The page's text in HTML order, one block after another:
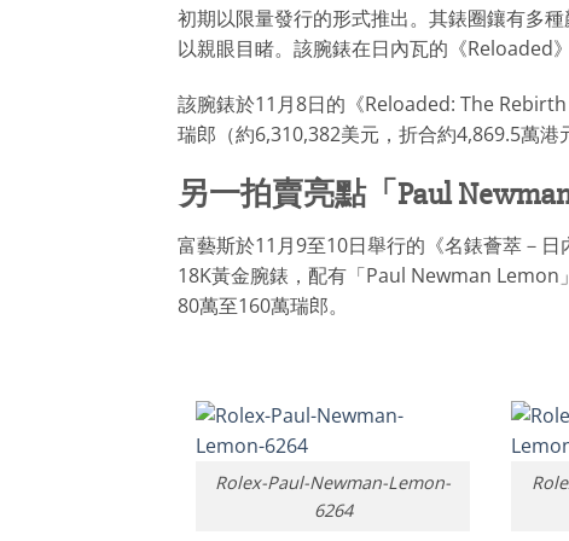
初期以限量發行的形式推出。其錶圈鑲有多
以親眼目睹。該腕錶在日內瓦的《Reloaded
該腕錶於11月8日的《Reloaded: The
瑞郎（約6,310,382美元，折合約4,869.5萬港
另一拍賣亮點「Paul Newman
富藝斯於11月9至10日舉行的《名錶薈萃－
18K黃金腕錶，配有「Paul Newman Lemon
80萬至160萬瑞郎。
Rolex-Paul-Newman-Lemon-
6264